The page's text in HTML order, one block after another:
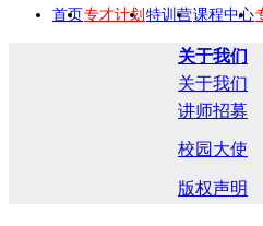
首页专才计划 特训营课程中心
关于我们
关于我们
讲师招募
校园大使
版权声明